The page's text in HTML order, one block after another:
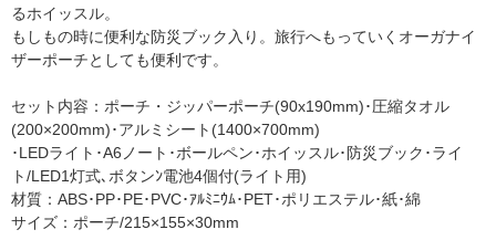
るホイッスル。
もしもの時に便利な防災ブック入り。旅行へもっていくオーガナイ
ザーポーチとしても便利です。
セット内容：ポーチ・ジッパーポーチ(90x190mm)･圧縮タオル
(200×200mm)･アルミシート(1400×700mm)
･LEDライト･A6ノート･ボールペン･ホイッスル･防災ブック･ライ
ト/LED1灯式､ボタンﾝ電池4個付(ライト用)
材質：ABS･PP･PE･PVC･ｱﾙﾐﾆｳﾑ･PET･ポリエステル･紙･綿
サイズ：ポーチ/215×155×30mm